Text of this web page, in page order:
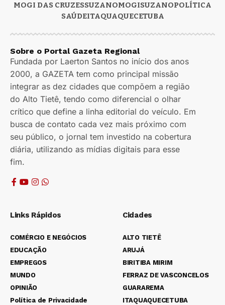
MOGI DAS CRUZESSUZANOMOGISUZANOPOLÍTICA
SAÚDEITAQUAQUECETUBA
Sobre o Portal Gazeta Regional
Fundada por Laerton Santos no início dos anos
2000, a GAZETA tem como principal missão
integrar as dez cidades que compõem a região
do Alto Tietê, tendo como diferencial o olhar
crítico que define a linha editorial do veículo. Em
busca de contato cada vez mais próximo com
seu público, o jornal tem investido na cobertura
diária, utilizando as mídias digitais para esse
fim.
Links Rápidos
COMÉRCIO E NEGÓCIOS
EDUCAÇÃO
EMPREGOS
MUNDO
OPINIÃO
Política de Privacidade
Cidades
ALTO TIETÊ
ARUJÁ
BIRITIBA MIRIM
FERRAZ DE VASCONCELOS
GUARAREMA
ITAQUAQUECETUBA